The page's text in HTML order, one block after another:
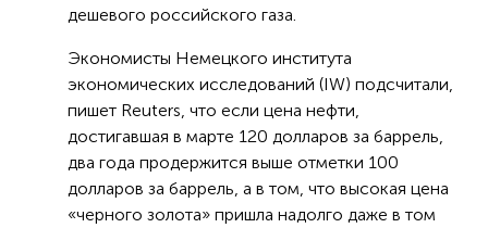
дешевого российского газа.
Экономисты Немецкого института
экономических исследований (IW) подсчитали,
пишет Reuters, что если цена нефти,
достигавшая в марте 120 долларов за баррель,
два года продержится выше отметки 100
долларов за баррель, а в том, что высокая цена
«черного золота» пришла надолго даже в том